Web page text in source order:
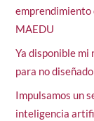
MAEDU
Ya disponible
para no
Impulsamos un
inteligencia